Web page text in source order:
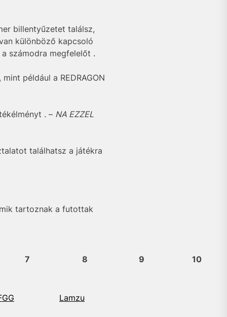
billentyűzetet találsz,
különböző kapcsoló
számodra megfelelőt .
például a REDRAGON
. – NA EZZEL
találhatsz a játékra
tartoznak a futottak
7 8 9 10
Lamzu